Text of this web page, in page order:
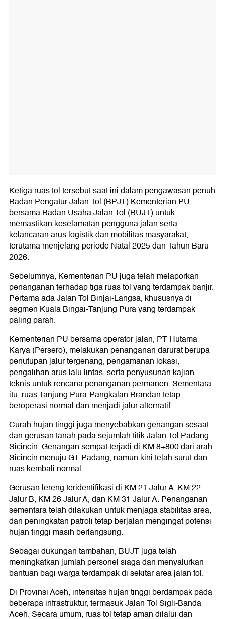
Ketiga ruas tol tersebut saat ini dalam pengawasan penuh
Badan Pengatur Jalan Tol (BPJT) Kementerian PU
bersama Badan Usaha Jalan Tol (BUJT) untuk
memastikan keselamatan pengguna jalan serta
kelancaran arus logistik dan mobilitas masyarakat,
terutama menjelang periode Natal 2025 dan Tahun Baru
2026.
Sebelumnya, Kementerian PU juga telah melaporkan
penanganan terhadap tiga ruas tol yang terdampak banjir.
Pertama ada Jalan Tol Binjai-Langsa, khususnya di
segmen Kuala Bingai-Tanjung Pura yang terdampak
paling parah.
Kementerian PU bersama operator jalan, PT Hutama
Karya (Persero), melakukan penanganan darurat berupa
penutupan jalur tergenang, pengamanan lokasi,
pengalihan arus lalu lintas, serta penyusunan kajian
teknis untuk rencana penanganan permanen. Sementara
itu, ruas Tanjung Pura-Pangkalan Brandan tetap
beroperasi normal dan menjadi jalur alternatif.
Curah hujan tinggi juga menyebabkan genangan sesaat
dan gerusan tanah pada sejumlah titik Jalan Tol Padang-
Sicincin. Genangan sempat terjadi di KM 8+800 dari arah
Sicincin menuju GT Padang, namun kini telah surut dan
ruas kembali normal.
Gerusan lereng teridentifikasi di KM 21 Jalur A, KM 22
Jalur B, KM 26 Jalur A, dan KM 31 Jalur A. Penanganan
sementara telah dilakukan untuk menjaga stabilitas area,
dan peningkatan patroli tetap berjalan mengingat potensi
hujan tinggi masih berlangsung.
Sebagai dukungan tambahan, BUJT juga telah
meningkatkan jumlah personel siaga dan menyalurkan
bantuan bagi warga terdampak di sekitar area jalan tol.
Di Provinsi Aceh, intensitas hujan tinggi berdampak pada
beberapa infrastruktur, termasuk Jalan Tol Sigli-Banda
Aceh. Secara umum, ruas tol tetap aman dilalui dan